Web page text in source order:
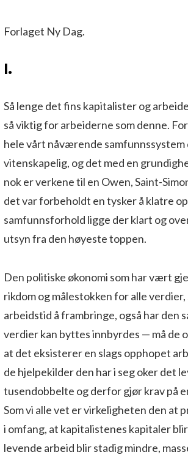
Forlaget Ny Dag.
I.
Så lenge det fins kapitalister og
så viktig for arbeiderne som denne.
hele vårt nåværende
vitenskapelig, og det med en
nok er verkene til en Owen, Saint-
det var forbeholdt en tysker å klatre
samfunnsforhold ligge der klart og
utsyn fra den høyeste toppen.
Den politiske økonomi som har vært
rikdom og målestokken for alle
arbeidstid å frambringe, også har den
verdier kan byttes innbyrdes — må de
at det eksisterer en slags opphopet
de hjelpekilder den har i seg oker det
tusendobbelte og derfor gjør krav på
Som vi alle vet er virkeligheten den at
i omfang, at kapitalistenes kapitaler
levende arbeid blir stadig mindre,